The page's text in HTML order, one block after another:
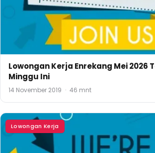
Lowongan Kerja Enrekang Mei 2026
Minggu Ini
14 November 2019 · 46 mnt
Lowongan Kerja